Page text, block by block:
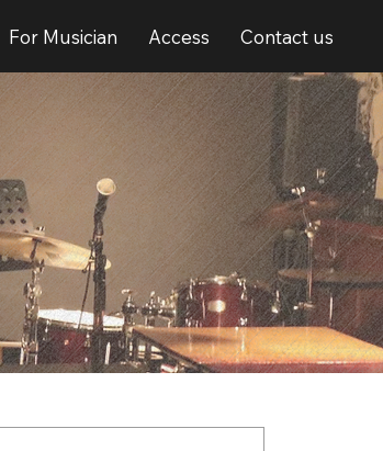
For Musician Access Contact us